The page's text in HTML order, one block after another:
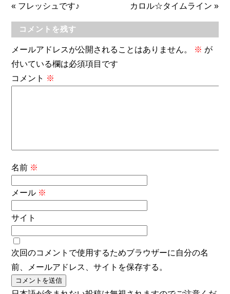
« フレッシュです♪ カロル☆タイムライン »
コメントを残す
メールアドレスが公開されることはありません。 ※ が
付いている欄は必須項目です
コメント ※
名前 ※
メール ※
サイト
次回のコメントで使用するためブラウザーに自分の名
前、メールアドレス、サイトを保存する。